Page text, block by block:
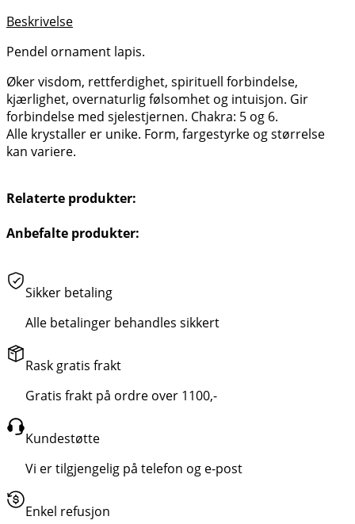
Beskrivelse
Pendel ornament lapis.
Øker visdom, rettferdighet, spirituell forbindelse,
kjærlighet, overnaturlig følsomhet og intuisjon. Gir
forbindelse med sjelestjernen. Chakra: 5 og 6.
Alle krystaller er unike. Form, fargestyrke og størrelse
kan variere.
Relaterte produkter:
Anbefalte produkter:
Sikker betaling
Alle betalinger behandles sikkert
Rask gratis frakt
Gratis frakt på ordre over 1100,-
Kundestøtte
Vi er tilgjengelig på telefon og e-post
Enkel refusjon